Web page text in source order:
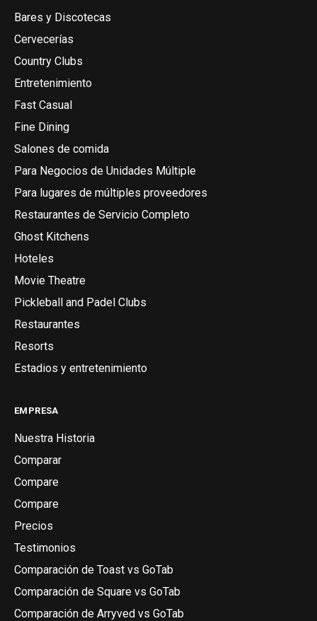
Bares y Discotecas
Cervecerías
Country Clubs
Entretenimiento
Fast Casual
Fine Dining
Salones de comida
Para Negocios de Unidades Múltiple
Para lugares de múltiples proveedores
Restaurantes de Servicio Completo
Ghost Kitchens
Hoteles
Movie Theatre
Pickleball and Padel Clubs
Restaurantes
Resorts
Estadios y entretenimiento
EMPRESA
Nuestra Historia
Comparar
Compare
Compare
Precios
Testimonios
Comparación de Toast vs GoTab
Comparación de Square vs GoTab
Comparación de Arryved vs GoTab